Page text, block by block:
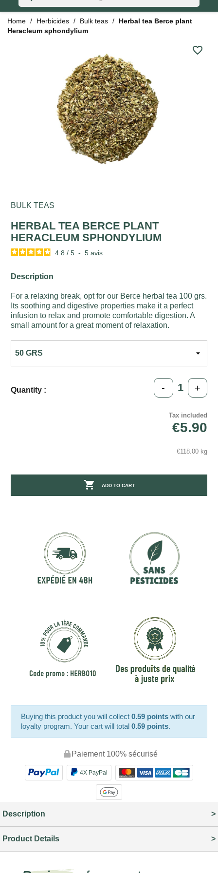
Home Herbicides Bulk teas
Herbal tea Berce plant
Heracleum sphondylium
favorite_border
BULK TEAS
HERBAL TEA BERCE PLANT
HERACLEUM SPHONDYLIUM
4.8 / 5 - 5avis
Description
For a relaxing break, opt for our Berce herbal tea 100 grs.
Its soothing and digestive properties make it a perfect
infusion to relax and promote comfortable digestion. A
small amount for a great moment of relaxation.
Quantity : - +
Tax included
€5.90
€118.00 kg
 ADD TO CART
Buying this product you will collect0.59 points with our
loyalty program. Your cart will total0.59 points.
Paiement 100% sécurisé
4X PayPal
Description
Product Details